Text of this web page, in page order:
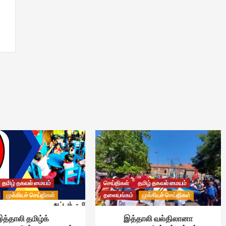
தமிழ் தகவல் மையம்
முக்கியச் செய்திகள்
தமிழ்க்
செய்திகள்
தமிழ் தகவல் மையம்
தலையங்கம்
முக்கியச் செய்திகள்
இத்தாலி வல்திலானா